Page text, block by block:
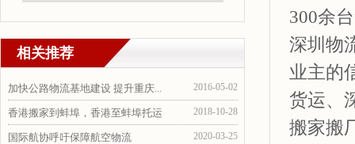
相关推荐
2016-05-02
加快公路物流基地建设 提升重庆...
2018-10-28
香港搬家到蚌埠，香港至蚌埠托运
2020-03-25
国际航协呼吁保障航空物流
300余
深圳物
业主的
货运、
搬家搬